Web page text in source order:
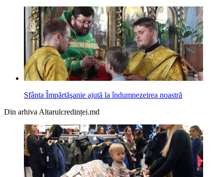
Sfânta Împărtăşanie ajută la îndumnezeirea noastră
Din arhiva Altarulcredinței.md